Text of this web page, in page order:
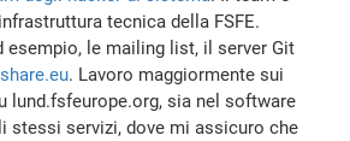
tecnica della FSFE.
esempio, le mailing list, il server Git
. Lavoro maggiormente sui
lund.fsfeurope.org, sia nel software
stessi servizi, dove mi assicuro che